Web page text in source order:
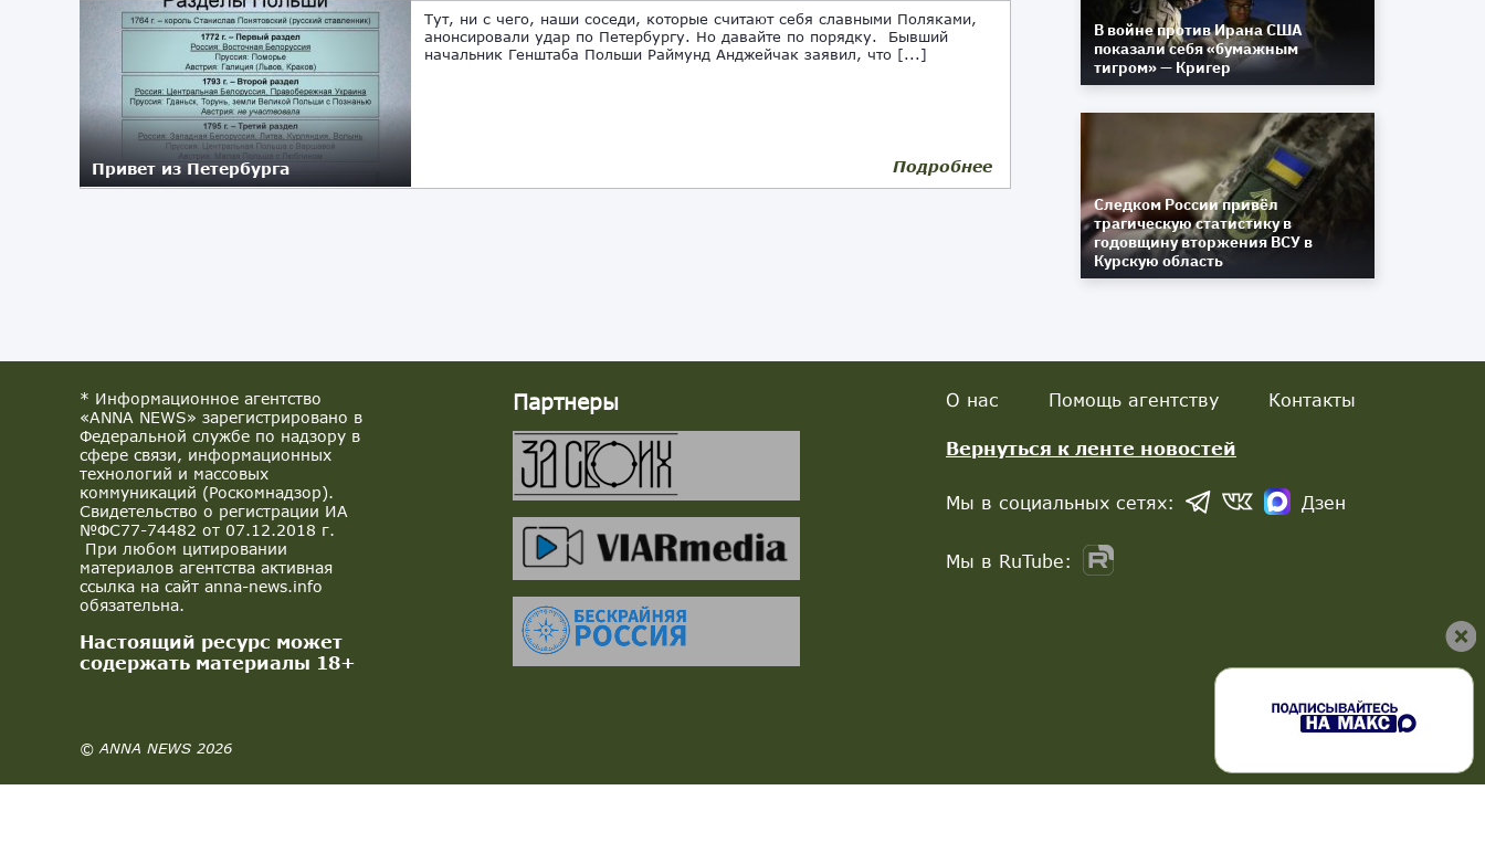
Привет из Петербурга
Тут, ни с чего, наши соседи, которые считают себя славными Поляками,
анонсировали удар по Петербургу. Но давайте по порядку. Бывший
начальник Генштаба Польши Раймунд Анджейчак заявил, что [...]
12.10.2024 Подробнее
В войне против Ирана США
показали себя «бумажным
тигром» — Кригер
Следком России привёл
трагическую статистику в
годовщину вторжения ВСУ в
Курскую область
* Информационное агентство
«ANNA NEWS» зарегистрировано в
Федеральной службе по надзору в
сфере связи, информационных
технологий и массовых
коммуникаций (Роскомнадзор).
Свидетельство о регистрации ИА
№ФС77-74482 от 07.12.2018 г.
При любом цитировании
материалов агентства активная
ссылка на сайт anna-news.info
обязательна.
Настоящий ресурс может
содержать материалы 18+
© ANNA NEWS 2026
Партнеры О нас Помощь агентству Контакты
Вернуться к ленте новостей
Мы в социальных сетях: Дзен
Мы в RuTube: